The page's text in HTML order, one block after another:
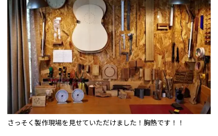
さっそく製作現場を見せていただけました！胸熱です！！